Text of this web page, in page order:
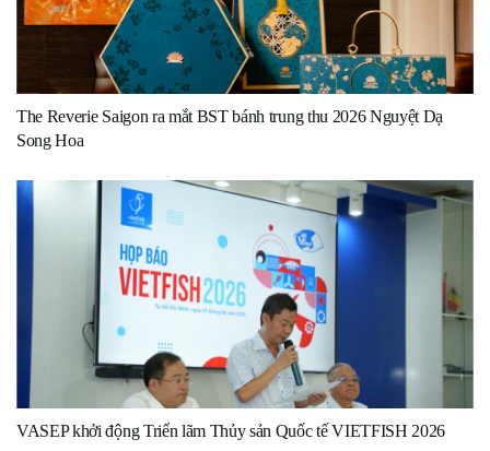
The Reverie Saigon ra mắt BST bánh trung thu 2026 Nguyệt Dạ
Song Hoa
VASEP khởi động Triển lãm Thủy sản Quốc tế VIETFISH 2026